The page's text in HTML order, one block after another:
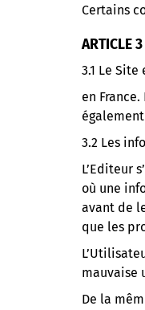
Certains
ARTICLE
3.1 Le
en
3.2 Les
L’Editeur
où une
avant de
que les
mauvaise
De la